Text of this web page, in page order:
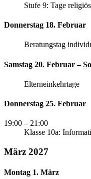
Stufe 9: Tage
Donnerstag 18. Februar
Beratungstag
Samstag 20. Februar –
Elterneinkehrtage
Donnerstag 25. Februar
19:00 – 21:00
Klasse 10a:
März 2027
Montag 1. März